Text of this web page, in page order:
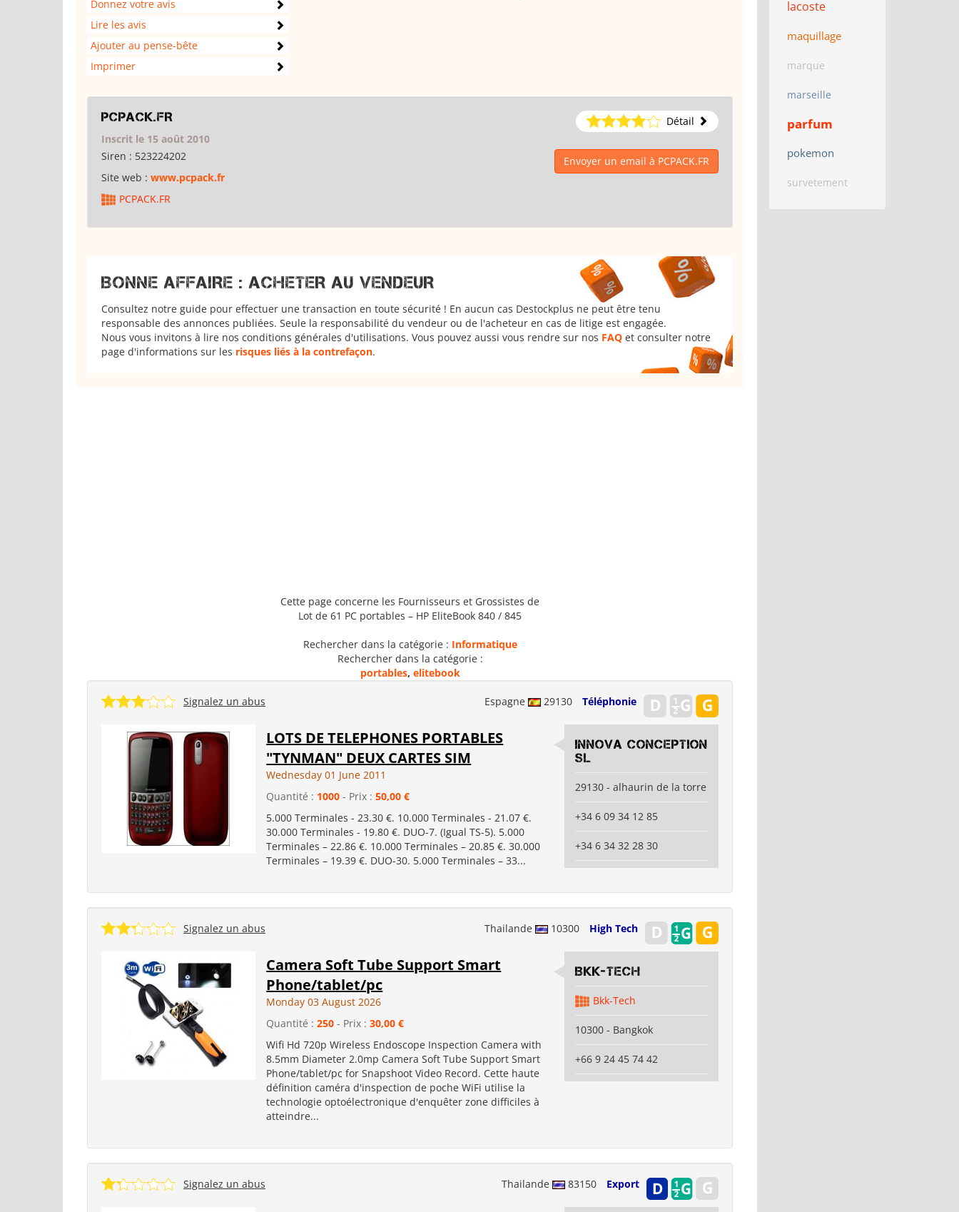
Donnez votre avis
Lire les avis
Ajouter au pense-bête
Imprimer
PCPACK.FR
Détail
Inscrit le 15 août 2010
Siren : 523224202
Site web : www.pcpack.fr
Envoyer un email à PCPACK.FR
PCPACK.FR
BONNE AFFAIRE : ACHETER AU VENDEUR
Consultez notre guide pour effectuer une transaction en toute sécurité ! En aucun cas Destockplus ne peut être tenu
responsable des annonces publiées. Seule la responsabilité du vendeur ou de l'acheteur en cas de litige est engagée.
Nous vous invitons à lire nos conditions générales d'utilisations. Vous pouvez aussi vous rendre sur nos FAQ et consulter notre
page d'informations sur les risques liés à la contrefaçon.
Cette page concerne les Fournisseurs et Grossistes de
Lot de 61 PC portables – HP EliteBook 840 / 845
Rechercher dans la catégorie : Informatique
Rechercher dans la catégorie :
portables, elitebook
Espagne 29130 Téléphonie
Signalez un abus
LOTS DE TELEPHONES PORTABLES
"TYNMAN" DEUX CARTES SIM
Wednesday 01 June 2011
Quantité : 1000 - Prix :50,00 €
5.000 Terminales - 23.30 €. 10.000 Terminales - 21.07 €.
30.000 Terminales - 19.80 €. DUO-7. (Igual TS-5). 5.000
Terminales – 22.86 €. 10.000 Terminales – 20.85 €. 30.000
Terminales – 19.39 €. DUO-30. 5.000 Terminales – 33...
innova conception
sl
29130 - alhaurin de la torre
+34 6 09 34 12 85
+34 6 34 32 28 30
Thailande 10300 High Tech
Signalez un abus
Camera Soft Tube Support Smart
Phone/tablet/pc
Monday 03 August 2026
Quantité :250 - Prix :30,00 €
Wifi Hd 720p Wireless Endoscope Inspection Camera with
8.5mm Diameter 2.0mp Camera Soft Tube Support Smart
Phone/tablet/pc for Snapshoot Video Record. Cette haute
définition caméra d'inspection de poche WiFi utilise la
technologie optoélectronique d'enquêter zone difficiles à
atteindre...
Bkk-Tech
Bkk-Tech
10300 - Bangkok
+66 9 24 45 74 42
Thailande 83150 Export
Signalez un abus
lacoste
maquillage
marque
marseille
parfum
pokemon
survetement